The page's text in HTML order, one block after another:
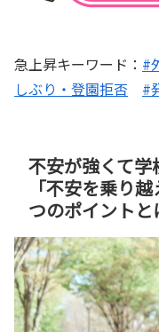
急上昇キーワード： #
しぶり・登園拒否
#
不安が強くて
「不安を乗り
つのポイントと